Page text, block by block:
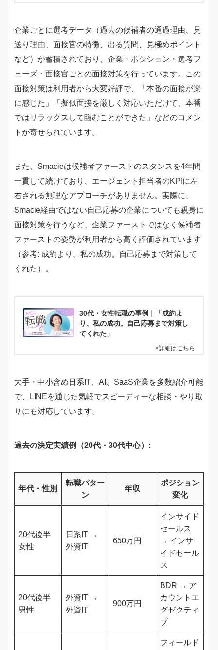
企業ごとに選考データ（過去の候補者の通過理由、見
送り理由、面接官の特徴、出る質問、見極めポイント
など）が蓄積されており、企業・ポジション・選考フ
ェーズ・面接官ごとの面接対策を行っています。この
面接対策は利用者から大変好評で、「本番の面接が楽
に感じた」「擬似面接を厳しく対応いただけて、本番
ではリラックスして臨むことができた」などのコメン
トが寄せられています。
また、Smacieは候補者ファーストのスタンスを4年間
一貫して続けており、エージェント担当者のKPIに左
右される無理なアプローチがありません。実際に、
Smacie経由ではない自己応募の企業についても親身に
面接対策を行うなど、企業ファーストではなく候補者
ファーストの姿勢が利用者から高く評価されています
（参考: 成約より、私の成功。自己応募まで対策して
くれた）。
30代・女性転職の事例｜「成約よ
り、私の成功。自己応募まで対策し
てくれた」
>詳細はこちら
大手・中小含め日系IT、AI、SaaS企業を多数紹介可能
で、LINEを通じた気軽でスピーディーな相談・やり取
りにも対応しています。
過去の決定実績例（20代・30代中心）:
年代・性別
転職パター
ン
年収
ポジション
変化
20代後半
女性
日系IT →
外資IT
650万円
インサイド
セールス
→ インサ
イドセール
ス
20代後半
男性
外資IT →
外資IT
900万円
BDR → ア
カウントエ
グゼクティ
ブ
フィールド